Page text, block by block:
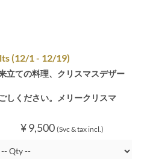
(12/1 - 12/19)
立ての料理、クリスマスデザー
しください。メリークリスマ
¥ 9,500 (Svc & tax incl.)